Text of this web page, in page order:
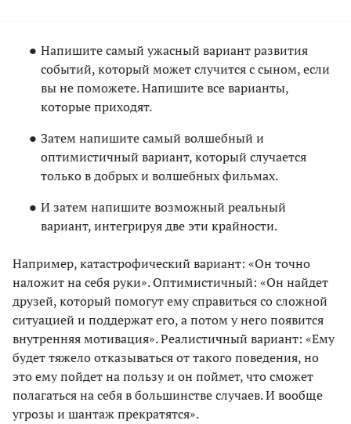
Напишите самый ужасный вариант развития
событий, который может случится с сыном, если
вы не поможете. Напишите все варианты,
которые приходят.
Затем напишите самый волшебный и
оптимистичный вариант, который случается
только в добрых и волшебных фильмах.
И затем напишите возможный реальный
вариант, интегрируя две эти крайности.
Например, катастрофический вариант: «Он точно
наложит на себя руки». Оптимистичный: «Он найдет
друзей, который помогут ему справиться со сложной
ситуацией и поддержат его, а потом у него появится
внутренняя мотивация». Реалистичный вариант: «Ему
будет тяжело отказываться от такого поведения, но
это ему пойдет на пользу и он поймет, что сможет
полагаться на себя в большинстве случаев. И вообще
угрозы и шантаж прекратятся».